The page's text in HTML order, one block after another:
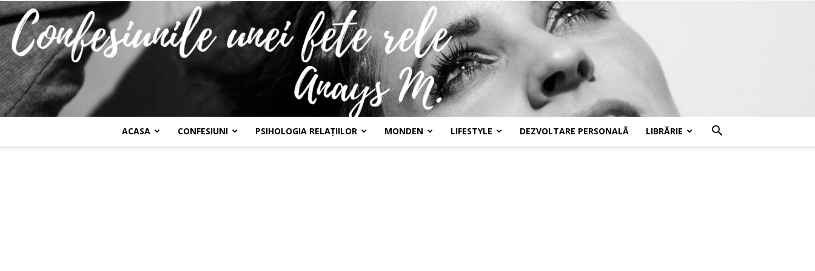
ACASA CONFESIUNI PSIHOLOGIA RELAȚIILOR MONDEN LIFESTYLE DEZVOLTARE PERSONALĂ LIBRĂRIE